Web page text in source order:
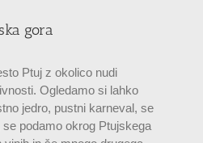
gora
Ptuj z okolico nudi
Ogledamo si lahko
jedro, pustni karneval, se
podamo okrog Ptujskega